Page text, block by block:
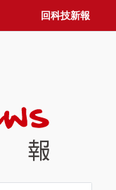
回科技新報